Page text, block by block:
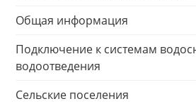
Общая информация
Подключение к системам
водоотведения
Сельские поселения